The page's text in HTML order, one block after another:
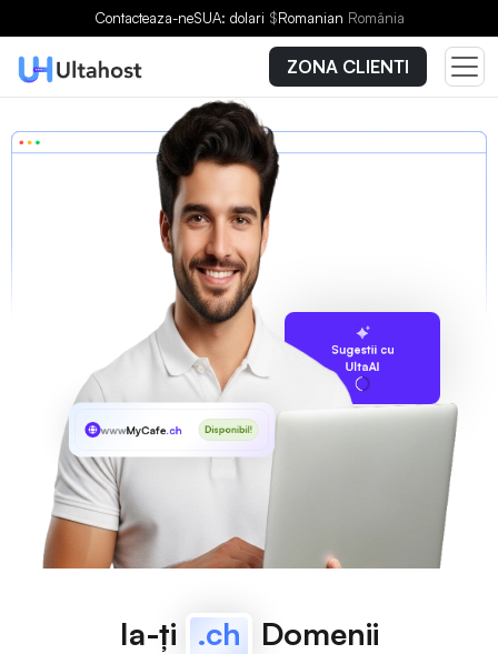
Contacteaza-neSUA: dolari $Romanian România
ZONA CLIENTI
Sugestii cu
UltaAI
wwwMyCafe.ch Disponibil!
Ia-ți .ch Domenii